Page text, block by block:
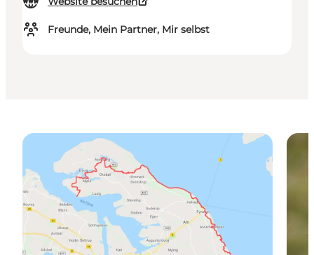
Freunde, Mein Partner, Mir selbst